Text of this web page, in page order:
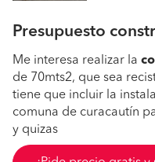
Presupuesto
Me interesa realizar la
de 70mts2, que sea
tiene que incluir la
comuna de curacautín
y quizas